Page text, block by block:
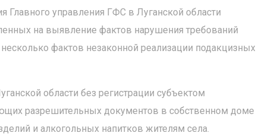
Главного управления ГФС в Луганской области
на выявление фактов нарушения требований
фактов незаконной реализации подакцизных
области без регистрации субъектом
разрешительных документов в собственном доме
и алкогольных напитков жителям села.